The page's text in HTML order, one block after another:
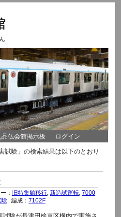
品仏会館掲示板 ログイン
試験」の検索結果は以下のとおり
： 旧特集館移行, 新造試運転, 7000
験 編成： 7102F